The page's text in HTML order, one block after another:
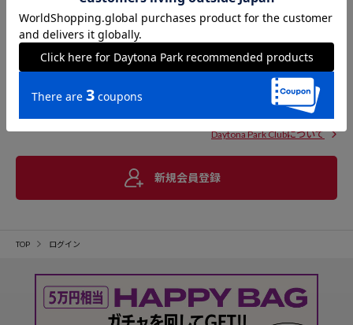
Daytona Park Clubについて
新規会員登録
TOP ログイン